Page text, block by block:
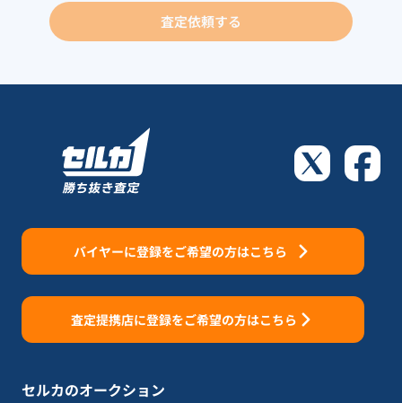
査定依頼する
バイヤーに登録をご希望の方はこちら
査定提携店に登録をご希望の方はこちら
セルカのオークション